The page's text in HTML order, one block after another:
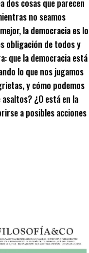
dos cosas que parecen
no seamos
la democracia es lo
obligación de todos y
que la democracia está
lo que nos jugamos
y cómo podemos
¿O está en la
a posibles acciones